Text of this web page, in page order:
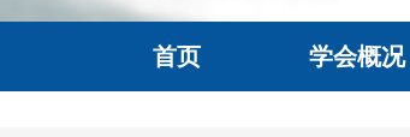
首页 学会概况